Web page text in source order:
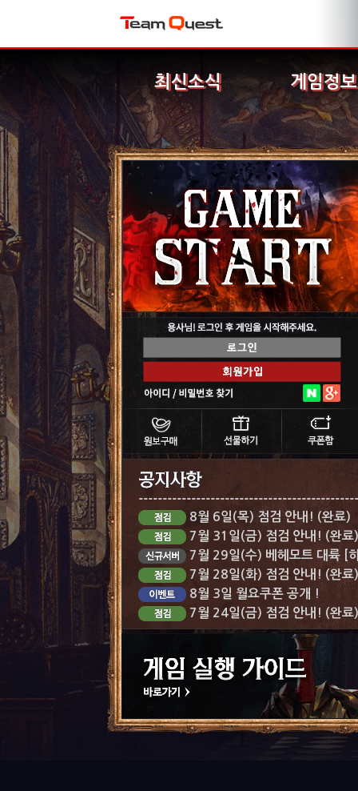
최신소식 게임정보
8월 6일(목) 점검 안내! (완료)
7월 31일(금) 점검 안내! (완료)
7월 29일(수) 베헤모트 대륙 [
7월 28일(화) 점검 안내! (완료)
8월 3일 월요쿠폰 공개 !
7월 24일(금) 점검 안내! (완료)